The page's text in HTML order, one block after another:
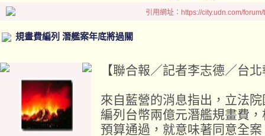
引用網址：https://city.udn.com/
規畫費編列 潛艦案年底將過關
【聯合報／記者李志德／台
來自藍營的消息指出，立法
編列台幣兩億元潛艦規畫費
預算通過，就意味著同意全